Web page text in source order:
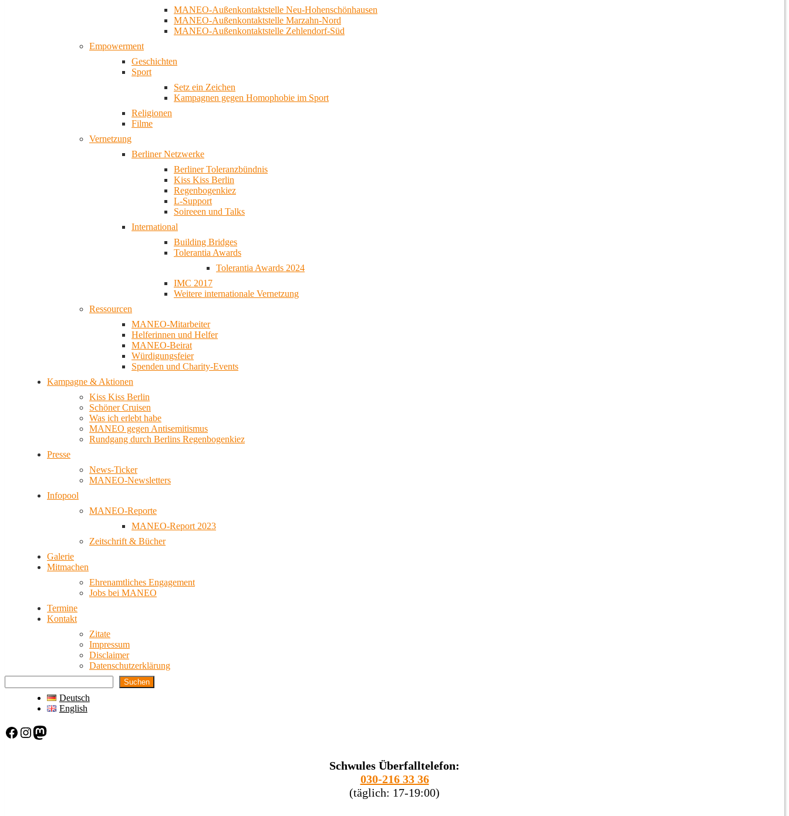
MANEO-Außenkontaktstelle Neu-Hohenschönhausen
MANEO-Außenkontaktstelle Marzahn-Nord
MANEO-Außenkontaktstelle Zehlendorf-Süd
Empowerment
Geschichten
Sport
Setz ein Zeichen
Kampagnen gegen Homophobie im Sport
Religionen
Filme
Vernetzung
Berliner Netzwerke
Berliner Toleranzbündnis
Kiss Kiss Berlin
Regenbogenkiez
L-Support
Soireeen und Talks
International
Building Bridges
Tolerantia Awards
Tolerantia Awards 2024
IMC 2017
Weitere internationale Vernetzung
Ressourcen
MANEO-Mitarbeiter
Helferinnen und Helfer
MANEO-Beirat
Würdigungsfeier
Spenden und Charity-Events
Kampagne & Aktionen
Kiss Kiss Berlin
Schöner Cruisen
Was ich erlebt habe
MANEO gegen Antisemitismus
Rundgang durch Berlins Regenbogenkiez
Presse
News-Ticker
MANEO-Newsletters
Infopool
MANEO-Reporte
MANEO-Report 2023
Zeitschrift & Bücher
Galerie
Mitmachen
Ehrenamtliches Engagement
Jobs bei MANEO
Termine
Kontakt
Zitate
Impressum
Disclaimer
Datenschutzerklärung
Suchen
Deutsch
English
Facebook Instagram Mastodon
Schwules Überfalltelefon:
030-216 33 36
(täglich: 17-19:00)